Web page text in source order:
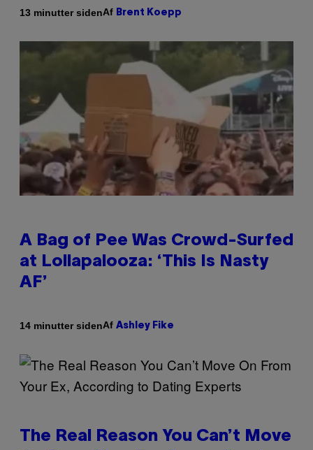
13 minutter sidenAf Brent Koepp
A Bag of Pee Was Crowd-Surfed
at Lollapalooza: ‘This Is Nasty
AF’
14 minutter sidenAf Ashley Fike
The Real Reason You Can’t Move